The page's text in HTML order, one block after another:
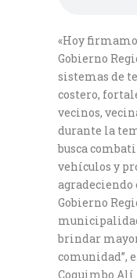
«Hoy
Gobierno
sistemas de
costero,
vecinos,
durante la
busca
vehículos y
Gobierno
brindar
comunidad”,
Coquimbo Alí